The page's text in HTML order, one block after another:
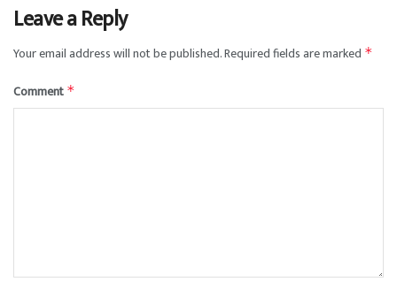
Leave a Reply
Your email address will not be published.Required fields are marked *
Comment *